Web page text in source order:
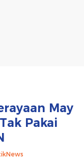
May
Pakai